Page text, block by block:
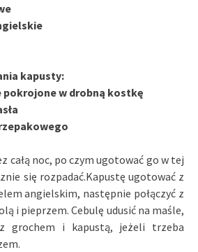
kapusty:
pokrojone w drobną kostkę
całą noc, po czym ugotować go w tej
się rozpadać.Kapustę ugotować z
angielskim, następnie połączyć z
i pieprzem. Cebulę udusić na maśle,
grochem i kapustą, jeżeli trzeba